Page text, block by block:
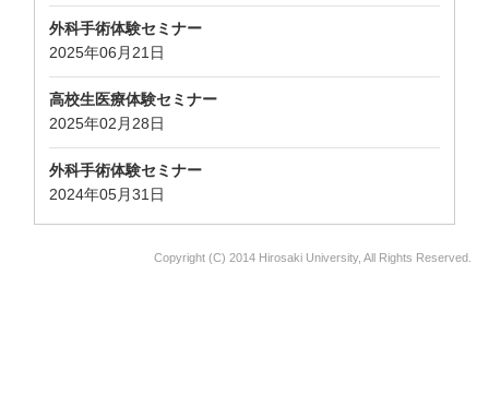
外科手術体験セミナー
2025年06月21日
高校生医療体験セミナー
2025年02月28日
外科手術体験セミナー
2024年05月31日
Copyright (C) 2014 Hirosaki University, All Rights Reserved.